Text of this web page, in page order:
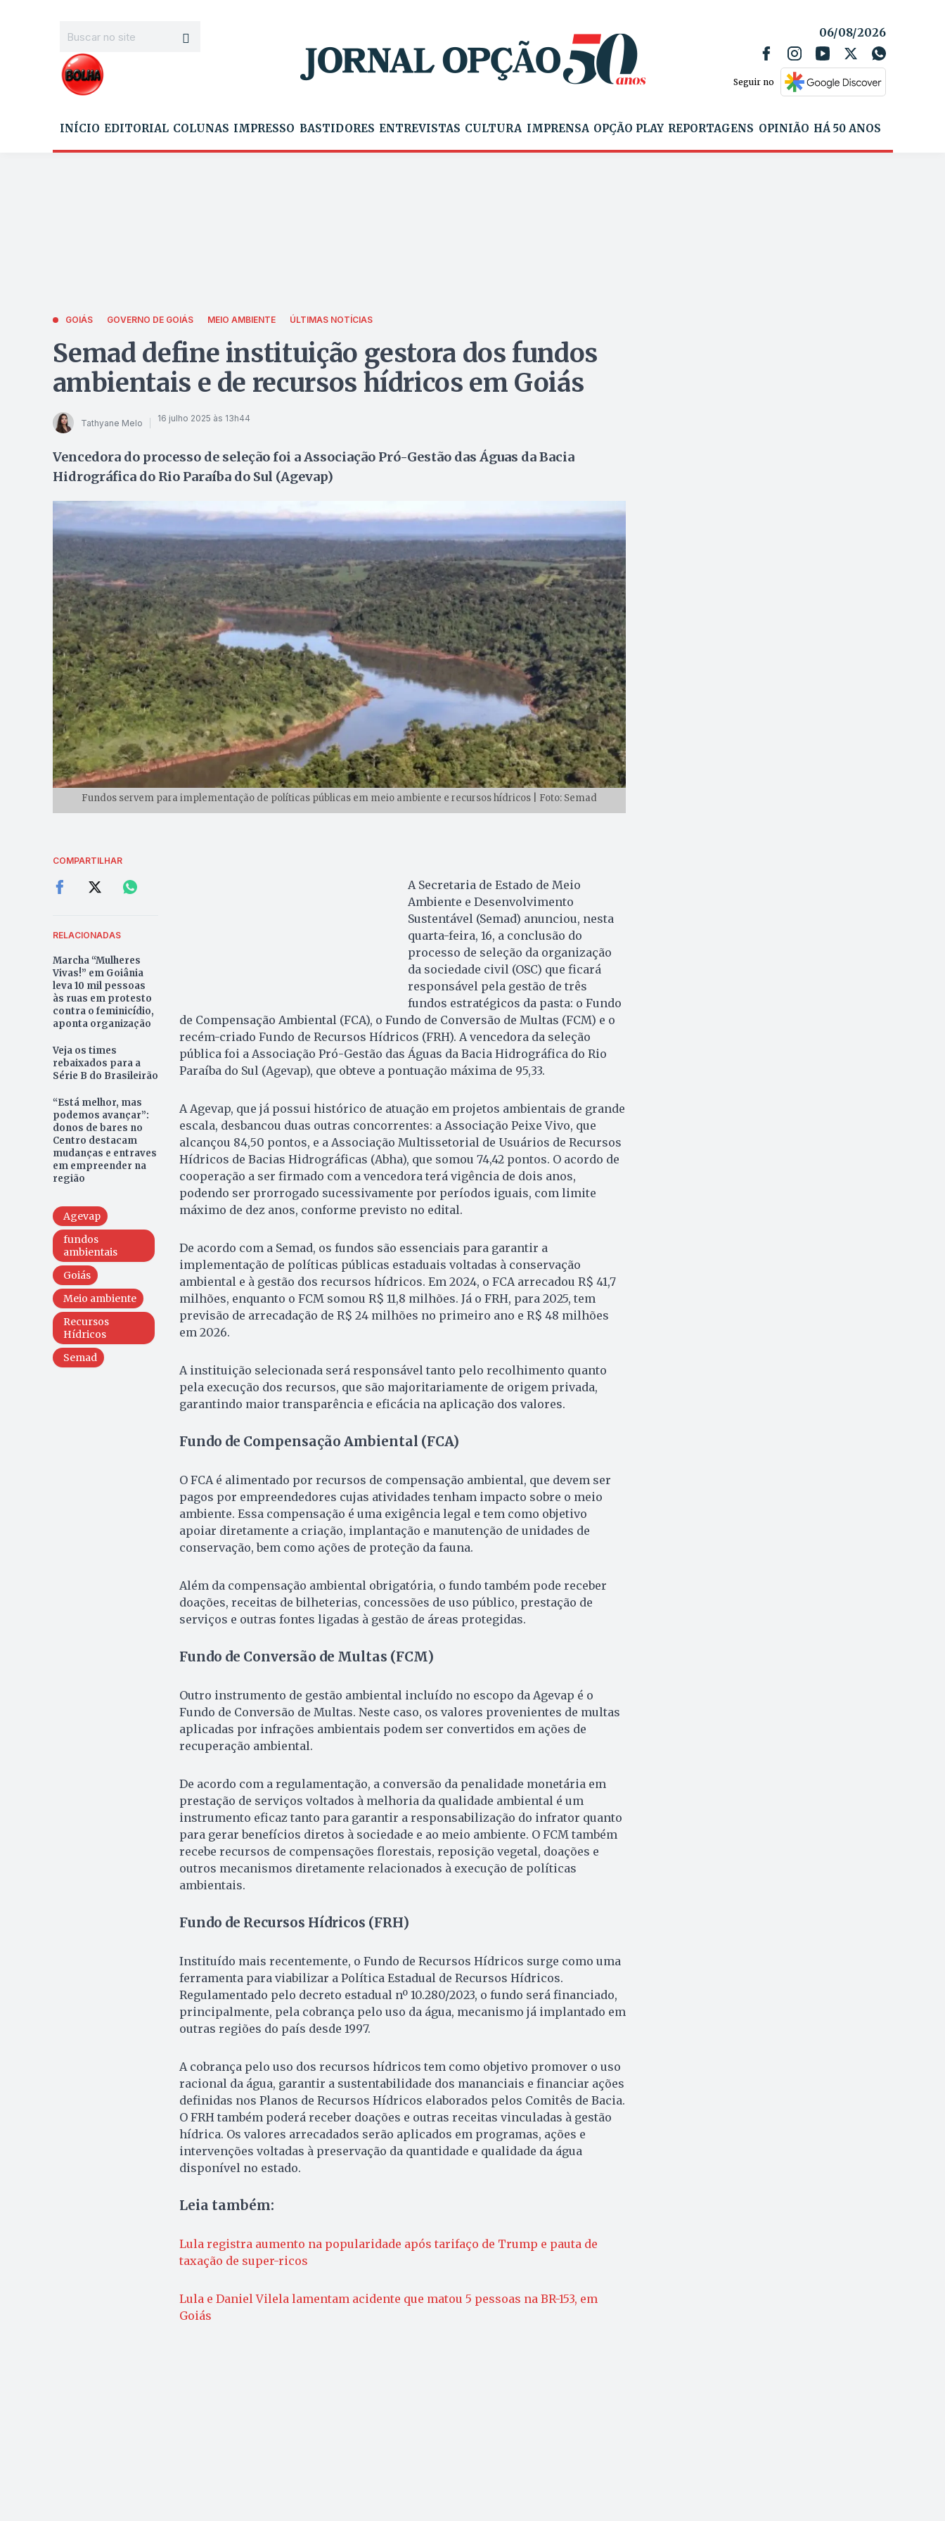
06/08/2026
Seguir no
INÍCIO EDITORIAL COLUNAS IMPRESSO BASTIDORES ENTREVISTAS CULTURA IMPRENSA OPÇÃO PLAY REPORTAGENS OPINIÃO HÁ 50 ANOS
GOIÁS GOVERNO DE GOIÁS MEIO AMBIENTE ÚLTIMAS NOTÍCIAS
Semad define instituição gestora dos fundos
ambientais e de recursos hídricos em Goiás
Tathyane Melo 16 julho 2025 às 13h44
Vencedora do processo de seleção foi a Associação Pró-Gestão das Águas da Bacia
Hidrográfica do Rio Paraíba do Sul (Agevap)
Fundos servem para implementação de políticas públicas em meio ambiente e recursos hídricos | Foto: Semad
COMPARTILHAR
RELACIONADAS
Marcha “Mulheres
Vivas!” em Goiânia
leva 10 mil pessoas
às ruas em protesto
contra o feminicídio,
aponta organização
Veja os times
rebaixados para a
Série B do Brasileirão
“Está melhor, mas
podemos avançar”:
donos de bares no
Centro destacam
mudanças e entraves
em empreender na
região
Agevap
fundos
ambientais
Goiás
Meio ambiente
Recursos
Hídricos
Semad
A Secretaria de Estado de Meio
Ambiente e Desenvolvimento
Sustentável (Semad) anunciou, nesta
quarta-feira, 16, a conclusão do
processo de seleção da organização
da sociedade civil (OSC) que ficará
responsável pela gestão de três
fundos estratégicos da pasta: o Fundo
de Compensação Ambiental (FCA), o Fundo de Conversão de Multas (FCM) e o
recém-criado Fundo de Recursos Hídricos (FRH). A vencedora da seleção
pública foi a Associação Pró-Gestão das Águas da Bacia Hidrográfica do Rio
Paraíba do Sul (Agevap), que obteve a pontuação máxima de 95,33.
A Agevap, que já possui histórico de atuação em projetos ambientais de grande
escala, desbancou duas outras concorrentes: a Associação Peixe Vivo, que
alcançou 84,50 pontos, e a Associação Multissetorial de Usuários de Recursos
Hídricos de Bacias Hidrográficas (Abha), que somou 74,42 pontos. O acordo de
cooperação a ser firmado com a vencedora terá vigência de dois anos,
podendo ser prorrogado sucessivamente por períodos iguais, com limite
máximo de dez anos, conforme previsto no edital.
De acordo com a Semad, os fundos são essenciais para garantir a
implementação de políticas públicas estaduais voltadas à conservação
ambiental e à gestão dos recursos hídricos. Em 2024, o FCA arrecadou R$ 41,7
milhões, enquanto o FCM somou R$ 11,8 milhões. Já o FRH, para 2025, tem
previsão de arrecadação de R$ 24 milhões no primeiro ano e R$ 48 milhões
em 2026.
A instituição selecionada será responsável tanto pelo recolhimento quanto
pela execução dos recursos, que são majoritariamente de origem privada,
garantindo maior transparência e eficácia na aplicação dos valores.
Fundo de Compensação Ambiental (FCA)
O FCA é alimentado por recursos de compensação ambiental, que devem ser
pagos por empreendedores cujas atividades tenham impacto sobre o meio
ambiente. Essa compensação é uma exigência legal e tem como objetivo
apoiar diretamente a criação, implantação e manutenção de unidades de
conservação, bem como ações de proteção da fauna.
Além da compensação ambiental obrigatória, o fundo também pode receber
doações, receitas de bilheterias, concessões de uso público, prestação de
serviços e outras fontes ligadas à gestão de áreas protegidas.
Fundo de Conversão de Multas (FCM)
Outro instrumento de gestão ambiental incluído no escopo da Agevap é o
Fundo de Conversão de Multas. Neste caso, os valores provenientes de multas
aplicadas por infrações ambientais podem ser convertidos em ações de
recuperação ambiental.
De acordo com a regulamentação, a conversão da penalidade monetária em
prestação de serviços voltados à melhoria da qualidade ambiental é um
instrumento eficaz tanto para garantir a responsabilização do infrator quanto
para gerar benefícios diretos à sociedade e ao meio ambiente. O FCM também
recebe recursos de compensações florestais, reposição vegetal, doações e
outros mecanismos diretamente relacionados à execução de políticas
ambientais.
Fundo de Recursos Hídricos (FRH)
Instituído mais recentemente, o Fundo de Recursos Hídricos surge como uma
ferramenta para viabilizar a Política Estadual de Recursos Hídricos.
Regulamentado pelo decreto estadual nº 10.280/2023, o fundo será financiado,
principalmente, pela cobrança pelo uso da água, mecanismo já implantado em
outras regiões do país desde 1997.
A cobrança pelo uso dos recursos hídricos tem como objetivo promover o uso
racional da água, garantir a sustentabilidade dos mananciais e financiar ações
definidas nos Planos de Recursos Hídricos elaborados pelos Comitês de Bacia.
O FRH também poderá receber doações e outras receitas vinculadas à gestão
hídrica. Os valores arrecadados serão aplicados em programas, ações e
intervenções voltadas à preservação da quantidade e qualidade da água
disponível no estado.
Leia também:
Lula registra aumento na popularidade após tarifaço de Trump e pauta de
taxação de super-ricos
Lula e Daniel Vilela lamentam acidente que matou 5 pessoas na BR-153, em
Goiás